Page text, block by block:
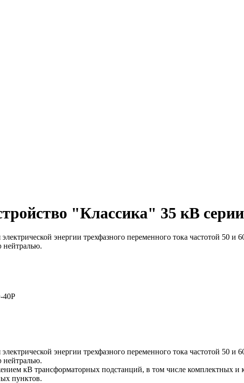
"Классика" 35 кВ
энергии трехфазного переменного тока частотой 50 и
нейтралью.
энергии трехфазного переменного тока частотой 50 и
нейтралью.
кВ трансформаторных подстанций, в том числе комплектных
пунктов.